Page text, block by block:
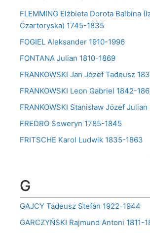
FLEMMING Elżbieta Dorota Balbina
Czartoryska) 1745-1835
FOGIEL Aleksander 1910-1996
FONTANA Julian 1810-1869
FRANKOWSKI Jan Józef Tadeusz
FRANKOWSKI Leon Gabriel 1842-
FRANKOWSKI Stanisław Józef
FREDRO Seweryn 1785-1845
FRITSCHE Karol Ludwik 1835-1863
G
GAJCY Tadeusz Stefan 1922-1944
GARCZYŃSKI Rajmund Antoni 1811-